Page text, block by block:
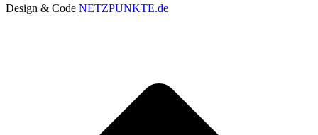
Design & Code NETZPUNKTE.de